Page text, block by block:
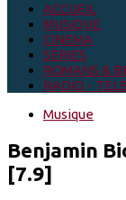
ACCUEIL
MUSIQUE
CINEMA
SÉRIES
ROMANS &
RADIO -
Musique
Benjamin
[7.9]